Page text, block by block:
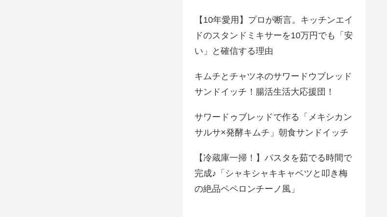
【10年愛用】プロが断言。キッチンエイ
ドのスタンドミキサーを10万円でも「安
い」と確信する理由
キムチとチャツネのサワードウブレッド
サンドイッチ！腸活生活大応援団！
サワードゥブレッドで作る「メキシカン
サルサ×発酵キムチ」朝食サンドイッチ
【冷蔵庫一掃！】パスタを茹でる時間で
完成♪「シャキシャキキャベツと叩き梅
の絶品ペペロンチーノ風」